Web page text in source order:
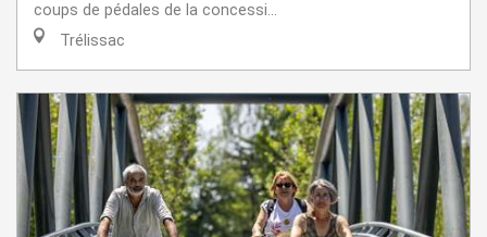
coups de pédales de la concessi...
Trélissac